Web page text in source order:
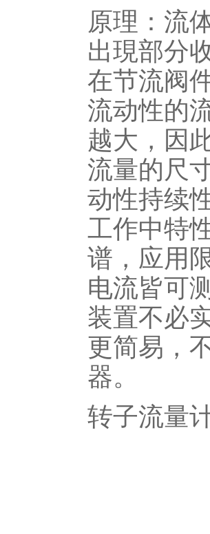
原理：流
出現部分
在节流阀
流动性的
越大，因
流量的尺
动性持续
工作中特
谱，应用
电流皆可
装置不必
更简易，
器。
转子流量